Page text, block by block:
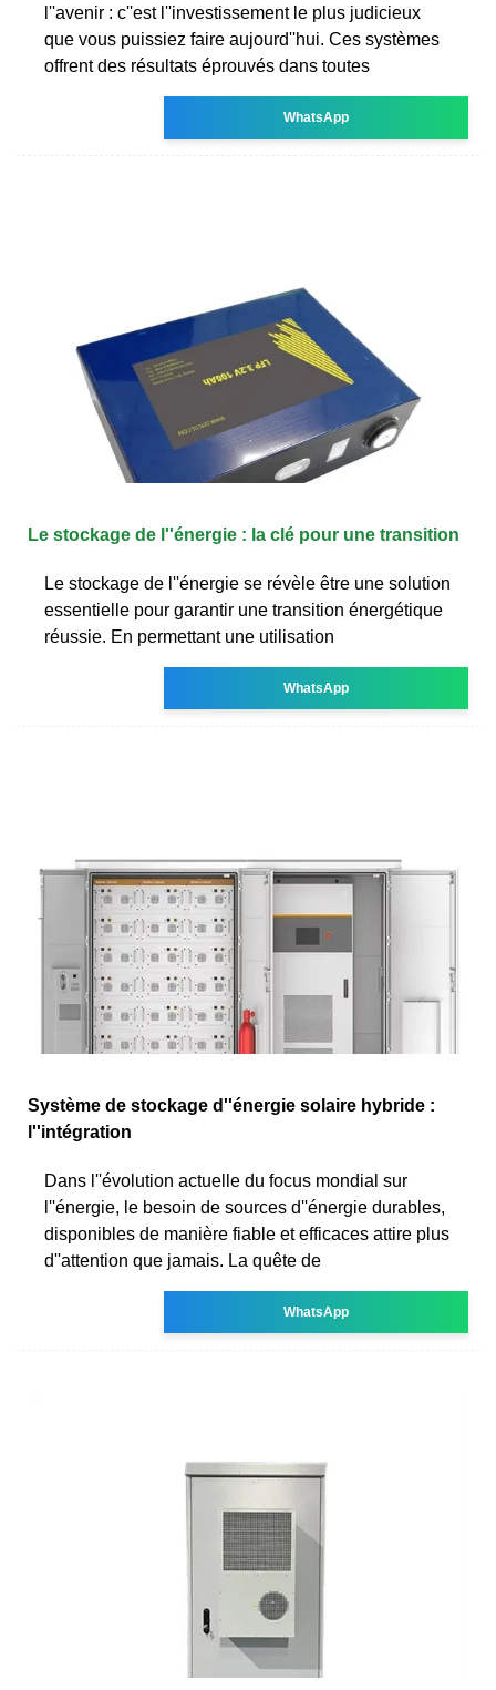
l''avenir : c''est l''investissement le plus judicieux
que vous puissiez faire aujourd''hui. Ces systèmes
offrent des résultats éprouvés dans toutes
WhatsApp
Le stockage de l''énergie : la clé pour une transition
Le stockage de l''énergie se révèle être une solution
essentielle pour garantir une transition énergétique
réussie. En permettant une utilisation
WhatsApp
Système de stockage d''énergie solaire hybride :
l''intégration
Dans l''évolution actuelle du focus mondial sur
l''énergie, le besoin de sources d''énergie durables,
disponibles de manière fiable et efficaces attire plus
d''attention que jamais. La quête de
WhatsApp